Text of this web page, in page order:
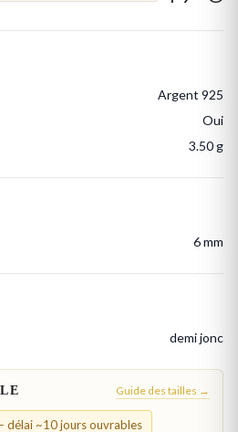
Argent 925
Oui
3.50 g
6 mm
demi jonc
Guide des tailles →
délai ~10 jours ouvrables